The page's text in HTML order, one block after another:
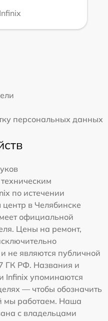
персональных данных
по истечении
в Челябинске
официальной
Цены на ремонт,
не являются публичной
ГК РФ. Названия и
Infinix упоминаются
— чтобы обозначить
мы работаем. Наша
с владельцами